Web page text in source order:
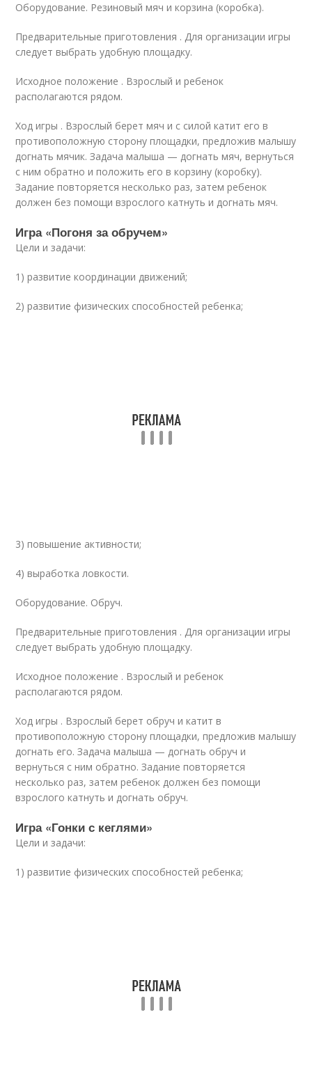
Оборудование. Резиновый мяч и корзина (коробка).
Предварительные приготовления . Для организации игры
следует выбрать удобную площадку.
Исходное положение . Взрослый и ребенок
располагаются рядом.
Ход игры . Взрослый берет мяч и с силой катит его в
противоположную сторону площадки, предложив малышу
догнать мячик. Задача малыша — догнать мяч, вернуться
с ним обратно и положить его в корзину (коробку).
Задание повторяется несколько раз, затем ребенок
должен без помощи взрослого катнуть и догнать мяч.
Игра «Погоня за обручем»
Цели и задачи:
1) развитие координации движений;
2) развитие физических способностей ребенка;
3) повышение активности;
4) выработка ловкости.
Оборудование. Обруч.
Предварительные приготовления . Для организации игры
следует выбрать удобную площадку.
Исходное положение . Взрослый и ребенок
располагаются рядом.
Ход игры . Взрослый берет обруч и катит в
противоположную сторону площадки, предложив малышу
догнать его. Задача малыша — догнать обруч и
вернуться с ним обратно. Задание повторяется
несколько раз, затем ребенок должен без помощи
взрослого катнуть и догнать обруч.
Игра «Гонки с кеглями»
Цели и задачи:
1) развитие физических способностей ребенка;